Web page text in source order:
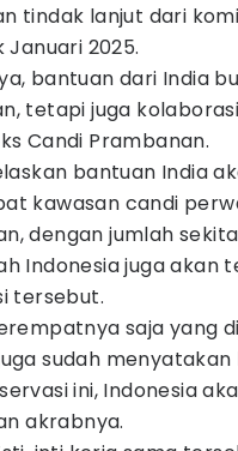
tindak lanjut dari
Januari 2025.
bantuan dari India
tetapi juga
Candi Prambanan.
bantuan India
kawasan candi
dengan jumlah
Indonesia juga akan
tersebut.
saja yang
sudah
ini, Indonesia
akrabnya.